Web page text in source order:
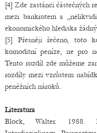
[4] Zde zastánci částečných
mezi bankrotem a
ekonomického hlediska
[5] Přesněji řečeno, toto
komoditní peníze, ne pro
Tento rozdíl zde můžeme
rozdíly mezi vzrůstem
peněžních nároků.
Literatura
Block, Walter. 1988.